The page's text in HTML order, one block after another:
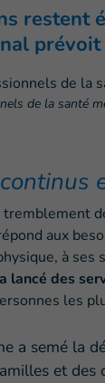
restent
prévoit
de la santé
aux
à
lancé des
les
a semé la
et des